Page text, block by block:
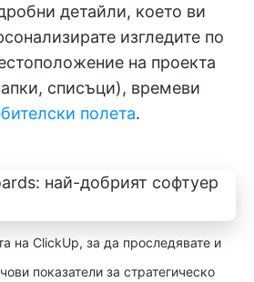
детайли, което ви
изгледите по
на проекта
списъци), времеви
полета.
на ClickUp, за да проследявате и
показатели за стратегическо